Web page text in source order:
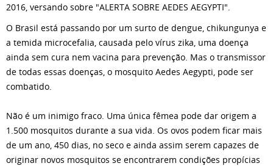
2016, versando sobre "ALERTA SOBRE AEDES AEGYPTI".
O Brasil está passando por um surto de dengue, chikungunya e
a temida microcefalia, causada pelo vírus zika, uma doença
ainda sem cura nem vacina para prevenção. Mas o transmissor
de todas essas doenças, o mosquito Aedes Aegypti, pode ser
combatido.
Não é um inimigo fraco. Uma única fêmea pode dar origem a
1.500 mosquitos durante a sua vida. Os ovos podem ficar mais
de um ano, 450 dias, no seco e ainda assim serem capazes de
originar novos mosquitos se encontrarem condições propícias